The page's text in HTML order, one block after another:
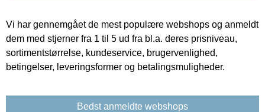
Vi har gennemgået de mest populære webshops og anmeldt
dem med stjerner fra 1 til 5 ud fra bl.a. deres prisniveau,
sortimentstørrelse, kundeservice, brugervenlighed,
betingelser, leveringsformer og betalingsmuligheder.
Bedst anmeldte webshops